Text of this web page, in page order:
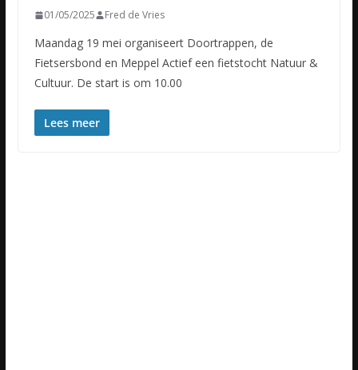
01/05/2025 Fred de Vries
Maandag 19 mei organiseert Doortrappen, de
Fietsersbond en Meppel Actief een fietstocht Natuur &
Cultuur. De start is om 10.00
Lees meer